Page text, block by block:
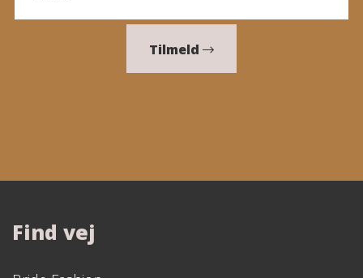
Tilmeld
Find vej